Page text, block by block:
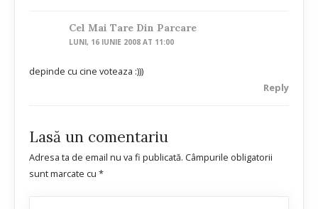
Cel Mai Tare Din Parcare
LUNI, 16 IUNIE 2008 AT 11:00
depinde cu cine voteaza :)))
Reply
Lasă un comentariu
Adresa ta de email nu va fi publicată. Câmpurile obligatorii
sunt marcate cu *